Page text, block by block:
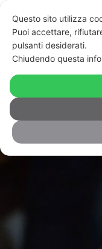
Piacenza
Questo sito utilizza
Puoi accettare,
pulsanti desiderati.
Chiudendo questa